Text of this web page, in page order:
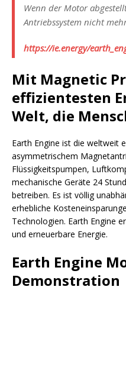
Wenn der Motor
Antriebssystem nicht
https://ie.energy/
Mit Magnetic
effizientesten
Welt, die
Earth Engine ist die weltweit
asymmetrischem
Flüssigkeitspumpen,
mechanische Geräte 24
betreiben. Es ist völlig
erhebliche
Technologien. Earth Engine
und erneuerbare Energie.
Earth Engine
Demonstration